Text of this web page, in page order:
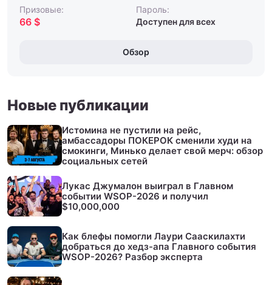
Призовые:
66 $
Пароль:
Доступен для всех
Обзор
Новые публикации
Истомина не пустили на рейс,
амбассадоры ПОКЕРОК сменили худи на
смокинги, Минько делает свой мерч: обзор
социальных сетей
Лукас Джумалон выиграл в Главном
событии WSOP-2026 и получил
$10,000,000
Как блефы помогли Лаури Сааскилахти
добраться до хедз-апа Главного события
WSOP-2026? Разбор эксперта